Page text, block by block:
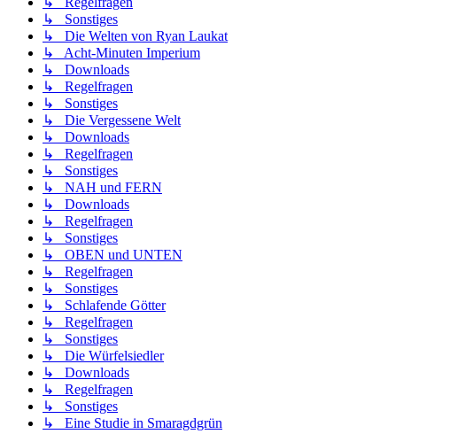
↳ Sonstiges
↳ Die Welten von Ryan Laukat
↳ Acht-Minuten Imperium
↳ Downloads
↳ Regelfragen
↳ Sonstiges
↳ Die Vergessene Welt
↳ Downloads
↳ Regelfragen
↳ Sonstiges
↳ NAH und FERN
↳ Downloads
↳ Regelfragen
↳ Sonstiges
↳ OBEN und UNTEN
↳ Regelfragen
↳ Sonstiges
↳ Schlafende Götter
↳ Regelfragen
↳ Sonstiges
↳ Die Würfelsiedler
↳ Downloads
↳ Regelfragen
↳ Sonstiges
↳ Eine Studie in Smaragdgrün